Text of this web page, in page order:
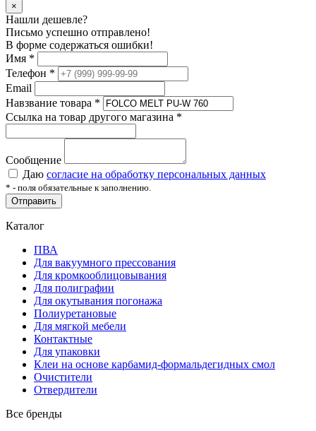
×
Нашли дешевле?
Письмо успешно отправлено!
В форме содержаться ошибки!
Имя *
Телефон *
Email
Навзвание товара *
Ссылка на товар другого магазина *
Сообщение
Даю согласие на обработку персональных данных
* - поля обязательные к заполнению.
Отправить
Каталог
ПВА
Для вакуумного прессования
Для кромкооблицовывания
Для полиграфии
Для окутывания погонажа
Полиуретановые
Для мягкой мебели
Контактные
Для упаковки
Клеи на основе карбамид-формальдегидных смол
Очистители
Отвердители
Все бренды